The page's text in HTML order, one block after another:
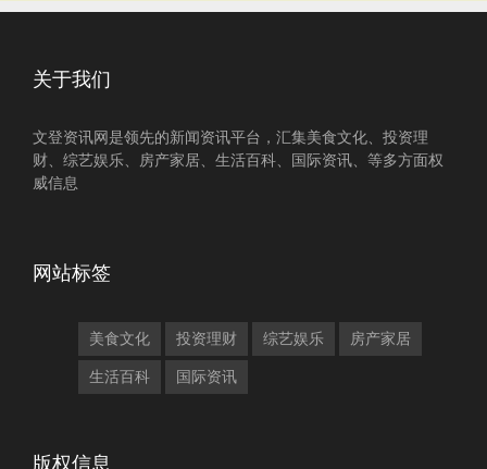
关于我们
文登资讯网是领先的新闻资讯平台，汇集美食文化、投资理
财、综艺娱乐、房产家居、生活百科、国际资讯、等多方面权
威信息
网站标签
美食文化 投资理财 综艺娱乐 房产家居
生活百科 国际资讯
版权信息